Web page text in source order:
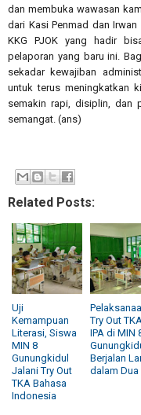
dan membuka wawasan
dari Kasi Penmad dan
KKG PJOK yang hadir
pelaporan yang baru ini.
sekadar kewajiban
untuk terus meningkatkan
semakin rapi, disiplin, dan
semangat. (ans)
Related Posts:
Uji
Kemampuan
Literasi, Siswa
MIN 8
Gunungkidul
Jalani Try Out
TKA Bahasa
Indonesia
Try Out
IPA di MIN
Berjalan
dalam Dua